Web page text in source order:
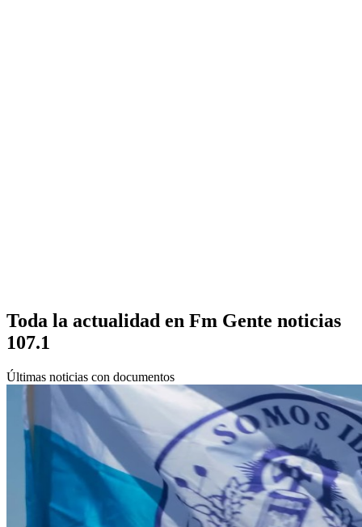
Toda la actualidad en Fm Gente noticias
107.1
Últimas noticias con documentos